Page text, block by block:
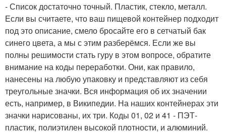
- Список достаточно точный. Пластик, стекло, металл.
Если вы считаете, что ваш пищевой контейнер подходит
под это описание, смело бросайте его в сетчатый бак
синего цвета, а мы с этим разберёмся. Если же вы
полны решимости стать гуру в этом вопросе, обратите
внимание на коды переработки. Они, как правило,
нанесены на любую упаковку и представляют из себя
треугольные значки. Вся информация об их значении
есть, например, в Википедии. На наших контейнерах эти
значки нарисованы, их три. Коды 01, 02 и 41 - ПЭТ-
пластик, полиэтилен высокой плотности, и алюминий.